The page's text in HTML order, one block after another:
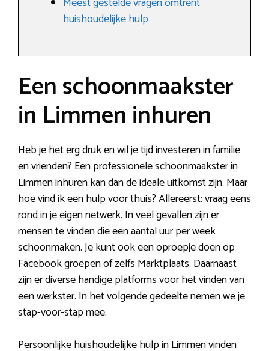
huishoudelijke hulp
Een schoonmaakster
in Limmen inhuren
Heb je het erg druk en wil je tijd investeren in familie
en vrienden? Een professionele schoonmaakster in
Limmen inhuren kan dan de ideale uitkomst zijn. Maar
hoe vind ik een hulp voor thuis? Allereerst: vraag eens
rond in je eigen netwerk. In veel gevallen zijn er
mensen te vinden die een aantal uur per week
schoonmaken. Je kunt ook een oproepje doen op
Facebook groepen of zelfs Marktplaats. Daarnaast
zijn er diverse handige platforms voor het vinden van
een werkster. In het volgende gedeelte nemen we je
stap-voor-stap mee.
Persoonlijke huishoudelijke hulp in Limmen vinden